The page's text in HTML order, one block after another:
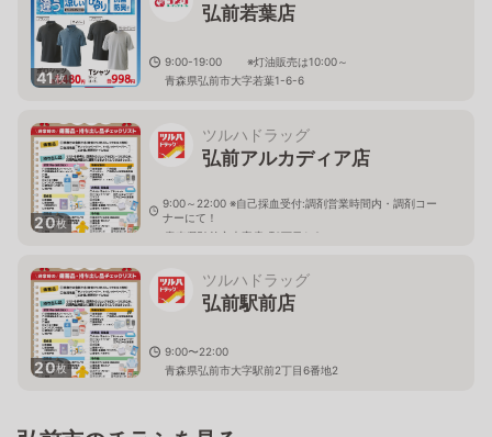
41枚
弘前若葉店
9:00-19:00 ※灯油販売は10:00～
青森県弘前市大字若葉1-6-6
20枚
ツルハドラッグ
弘前アルカディア店
9:00～22:00 ※自己採血受付:調剤営業時間内・調剤コー
ナーにて！
青森県弘前市大字扇町3丁目1-2
20枚
ツルハドラッグ
弘前駅前店
9:00〜22:00
青森県弘前市大字駅前2丁目6番地2